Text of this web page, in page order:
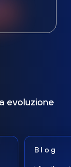
evoluzione
Blog